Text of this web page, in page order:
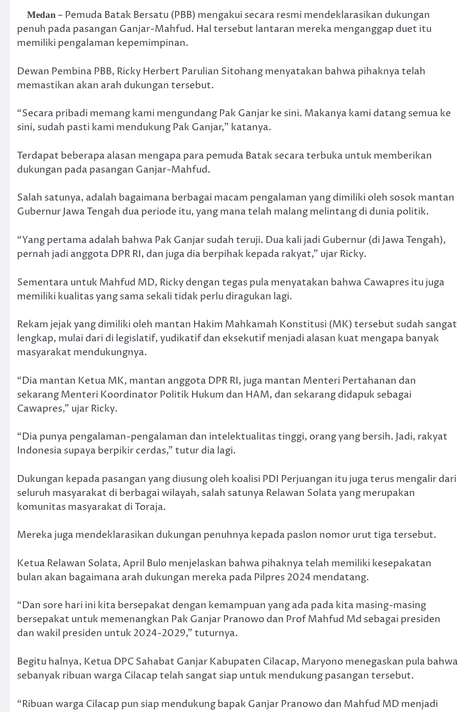
Medan– Pemuda Batak Bersatu (PBB) mengakui secara resmi mendeklarasikan dukungan
penuh pada pasangan Ganjar-Mahfud. Hal tersebut lantaran mereka menganggap duet itu
memiliki pengalaman kepemimpinan.
Dewan Pembina PBB, Ricky Herbert Parulian Sitohang menyatakan bahwa pihaknya telah
memastikan akan arah dukungan tersebut.
“Secara pribadi memang kami mengundang Pak Ganjar ke sini. Makanya kami datang semua ke
sini, sudah pasti kami mendukung Pak Ganjar,” katanya.
Terdapat beberapa alasan mengapa para pemuda Batak secara terbuka untuk memberikan
dukungan pada pasangan Ganjar-Mahfud.
Salah satunya, adalah bagaimana berbagai macam pengalaman yang dimiliki oleh sosok mantan
Gubernur Jawa Tengah dua periode itu, yang mana telah malang melintang di dunia politik.
“Yang pertama adalah bahwa Pak Ganjar sudah teruji. Dua kali jadi Gubernur (di Jawa Tengah),
pernah jadi anggota DPR RI, dan juga dia berpihak kepada rakyat,” ujar Ricky.
Sementara untuk Mahfud MD, Ricky dengan tegas pula menyatakan bahwa Cawapres itu juga
memiliki kualitas yang sama sekali tidak perlu diragukan lagi.
Rekam jejak yang dimiliki oleh mantan Hakim Mahkamah Konstitusi (MK) tersebut sudah sangat
lengkap, mulai dari di legislatif, yudikatif dan eksekutif menjadi alasan kuat mengapa banyak
masyarakat mendukungnya.
“Dia mantan Ketua MK, mantan anggota DPR RI, juga mantan Menteri Pertahanan dan
sekarang Menteri Koordinator Politik Hukum dan HAM, dan sekarang didapuk sebagai
Cawapres,” ujar Ricky.
“Dia punya pengalaman-pengalaman dan intelektualitas tinggi, orang yang bersih. Jadi, rakyat
Indonesia supaya berpikir cerdas,” tutur dia lagi.
Dukungan kepada pasangan yang diusung oleh koalisi PDI Perjuangan itu juga terus mengalir dari
seluruh masyarakat di berbagai wilayah, salah satunya Relawan Solata yang merupakan
komunitas masyarakat di Toraja.
Mereka juga mendeklarasikan dukungan penuhnya kepada paslon nomor urut tiga tersebut.
Ketua Relawan Solata, April Bulo menjelaskan bahwa pihaknya telah memiliki kesepakatan
bulan akan bagaimana arah dukungan mereka pada Pilpres 2024 mendatang.
“Dan sore hari ini kita bersepakat dengan kemampuan yang ada pada kita masing-masing
bersepakat untuk memenangkan Pak Ganjar Pranowo dan Prof Mahfud Md sebagai presiden
dan wakil presiden untuk 2024-2029,” tuturnya.
Begitu halnya, Ketua DPC Sahabat Ganjar Kabupaten Cilacap, Maryono menegaskan pula bahwa
sebanyak ribuan warga Cilacap telah sangat siap untuk mendukung pasangan tersebut.
“Ribuan warga Cilacap pun siap mendukung bapak Ganjar Pranowo dan Mahfud MD menjadi